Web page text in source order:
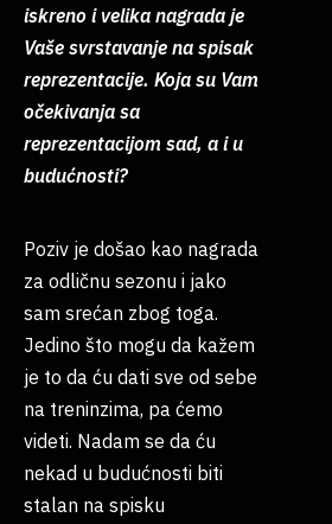
iskreno i velika nagrada je
Vaše svrstavanje na spisak
reprezentacije. Koja su Vam
očekivanja sa
reprezentacijom sad, a i u
budućnosti?
Poziv je došao kao nagrada
za odličnu sezonu i jako
sam srećan zbog toga.
Jedino što mogu da kažem
je to da ću dati sve od sebe
na treninzima, pa ćemo
videti. Nadam se da ću
nekad u budućnosti biti
stalan na spisku